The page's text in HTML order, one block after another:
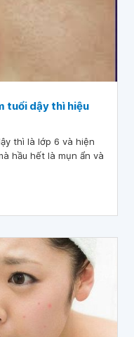
tuổi dậy thì hiệu
thì là lớp 6 và hiện
hầu hết là mụn ẩn và